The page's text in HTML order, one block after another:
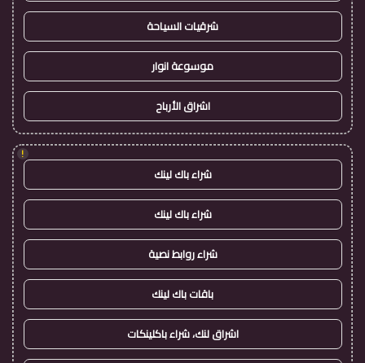
شرقيات السياحة
موسوعة انوار
اشراق الأرباح
!
شراء باك لينك
شراء باك لينك
شراء روابط نصية
باقات باك لينك
اشراق لنك، شراء باكلينكات